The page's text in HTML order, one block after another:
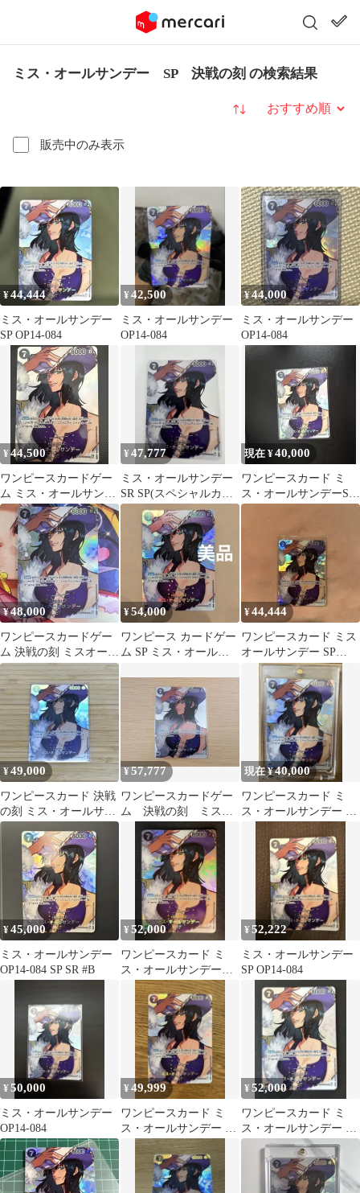
ミス・オールサンデー SP 決戦の刻 の検索結果
販売中のみ表示
並び替え
¥44,444
ミス・オールサンデー
SP OP14-084
¥42,500
ミス・オールサンデー
OP14-084
¥44,000
ミス・オールサンデー
OP14-084
¥44,500
ワンピースカードゲー
ム ミス・オールサンデ
ー SP OP14-084 決戦の
刻
¥47,777
ミス・オールサンデー
SR SP(スペシャルカー
ド) OP14-084
現在 ¥40,000
ワンピースカード ミ
ス・オールサンデーSP
OP14-084
¥48,000
ワンピースカードゲー
ム 決戦の刻 ミスオール
サンデー SP OP14-084
¥54,000
ワンピース カードゲー
ム SP ミス・オールサ
¥44,444
ワンピースカード ミス
オールサンデー SP
OP14-084 決戦の刻
¥49,000
ワンピースカード 決戦
の刻 ミス・オールサン
デー SP OP14-084
¥57,777
ワンピースカードゲー
ム 決戦の刻 ミス・
オールサンデー SP
現在 ¥40,000
ワンピースカード ミ
ス・オールサンデー パ
¥45,000
ミス・オールサンデー
OP14-084 SP SR #B
¥52,000
ワンピースカード ミ
ス・オールサンデー
OP14-084 SP 美品
¥52,222
ミス・オールサンデー
SP OP14-084
¥50,000
ミス・オールサンデー
OP14-084
¥49,999
ワンピースカード ミ
ス・オールサンデー SP
OP14-084 決戦の刻
¥52,000
ワンピースカード ミ
ス・オールサンデー SP
SR